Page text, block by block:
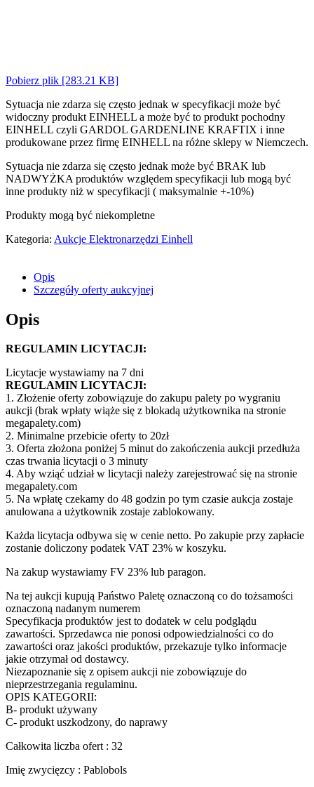
Pobierz plik [283.21 KB]
Sytuacja nie zdarza się często jednak w specyfikacji może być
widoczny produkt EINHELL a może być to produkt pochodny
EINHELL czyli GARDOL GARDENLINE KRAFTIX i inne
produkowane przez firmę EINHELL na różne sklepy w Niemczech.
Sytuacja nie zdarza się często jednak może być BRAK lub
NADWYŻKA produktów względem specyfikacji lub mogą być
inne produkty niż w specyfikacji ( maksymalnie +-10%)
Produkty mogą być niekompletne
Kategoria: Aukcje Elektronarzędzi Einhell
Opis
Szczegóły oferty aukcyjnej
Opis
REGULAMIN LICYTACJI:
Licytacje wystawiamy na 7 dni
REGULAMIN LICYTACJI:
1. Złożenie oferty zobowiązuje do zakupu palety po wygraniu
aukcji (brak wpłaty wiąże się z blokadą użytkownika na stronie
megapalety.com)
2. Minimalne przebicie oferty to 20zł
3. Oferta złożona poniżej 5 minut do zakończenia aukcji przedłuża
czas trwania licytacji o 3 minuty
4. Aby wziąć udział w licytacji należy zarejestrować się na stronie
megapalety.com
5. Na wpłatę czekamy do 48 godzin po tym czasie aukcja zostaje
anulowana a użytkownik zostaje zablokowany.
Każda licytacja odbywa się w cenie netto. Po zakupie przy zapłacie
zostanie doliczony podatek VAT 23% w koszyku.
Na zakup wystawiamy FV 23% lub paragon.
Na tej aukcji kupują Państwo Paletę oznaczoną co do tożsamości
oznaczoną nadanym numerem
Specyfikacja produktów jest to dodatek w celu podglądu
zawartości. Sprzedawca nie ponosi odpowiedzialności co do
zawartości oraz jakości produktów, przekazuje tylko informacje
jakie otrzymał od dostawcy.
Niezapoznanie się z opisem aukcji nie zobowiązuje do
nieprzestrzegania regulaminu.
OPIS KATEGORII:
B- produkt używany
C- produkt uszkodzony, do naprawy
Całkowita liczba ofert : 32
Imię zwycięzcy : Pablobols